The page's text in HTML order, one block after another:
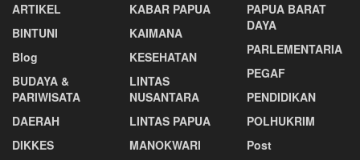
ARTIKEL
BINTUNI
Blog
BUDAYA &
PARIWISATA
DAERAH
DIKKES
KABAR PAPUA
KAIMANA
KESEHATAN
LINTAS
NUSANTARA
LINTAS PAPUA
MANOKWARI
PAPUA BARAT
DAYA
PARLEMENTARIA
PEGAF
PENDIDIKAN
POLHUKRIM
Post